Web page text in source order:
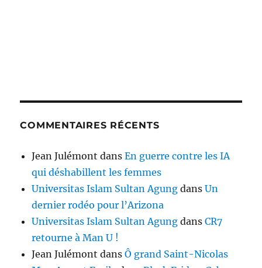
COMMENTAIRES RÉCENTS
Jean Julémont dansEn guerre contre les IA
qui déshabillent les femmes
Universitas Islam Sultan Agung dansUn
dernier rodéo pour l’Arizona
Universitas Islam Sultan Agung dansCR7
retourne à Man U !
Jean Julémont dansÔ grand Saint-Nicolas